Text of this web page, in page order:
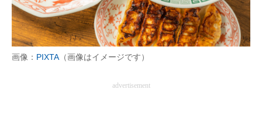
画像： PIXTA（画像はイメージです）
advertisement